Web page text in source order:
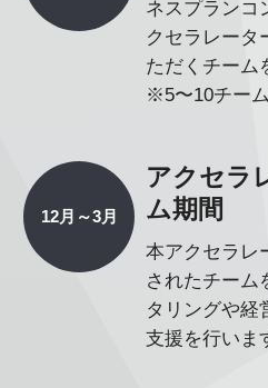
ネスプランコ
クセラレータ
ただくチーム
※5〜10チー
12月～3月
アクセラ
ム期間
本アクセラレ
されたチーム
タリングや経
支援を行いま